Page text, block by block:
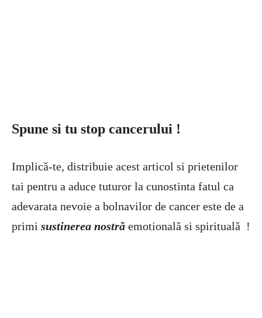
Spune si tu stop cancerului !
Implică-te, distribuie acest articol si prietenilor
tai pentru a aduce tuturor la cunostinta fatul ca
adevarata nevoie a bolnavilor de cancer este de a
primi sustinerea nostră emotională si spirituală !